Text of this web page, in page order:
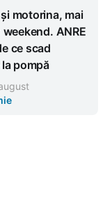
motorina, mai
ANRE
ce scad
pompă